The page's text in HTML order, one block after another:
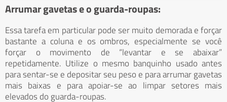
Arrumar gavetas e o guarda-roupas:
Essa tarefa em particular pode ser muito demorada e forçar
bastante a coluna e os ombros, especialmente se você
forçar o movimento de “levantar e se abaixar”
repetidamente. Utilize o mesmo banquinho usado antes
para sentar-se e depositar seu peso e para arrumar gavetas
mais baixas e para apoiar-se ao limpar setores mais
elevados do guarda-roupas.